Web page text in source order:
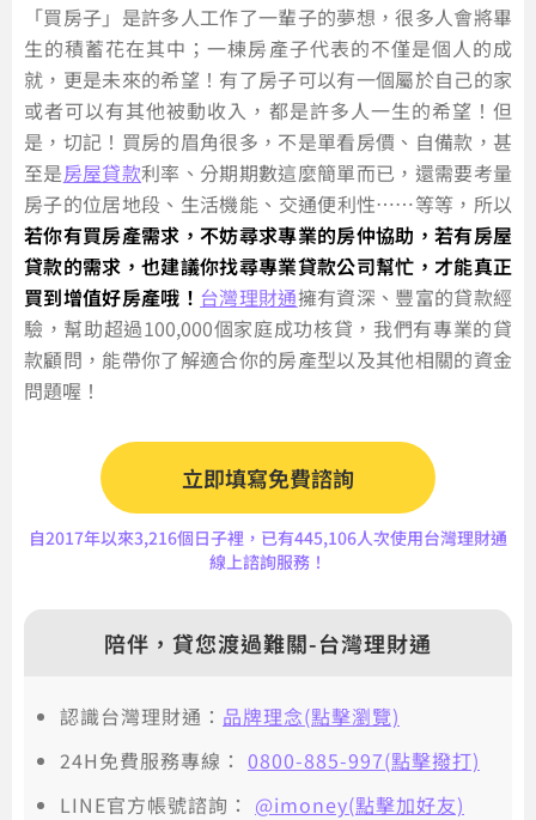
「買房子」是許多人工作了一輩子的夢想，很多人會將畢
生的積蓄花在其中；一棟房產子代表的不僅是個人的成
就，更是未來的希望！有了房子可以有一個屬於自己的家
或者可以有其他被動收入，都是許多人一生的希望！但
是，切記！買房的眉角很多，不是單看房價、自備款，甚
至是房屋貸款利率、分期期數這麼簡單而已，還需要考量
房子的位居地段、生活機能、交通便利性……等等，所以
若你有買房產需求，不妨尋求專業的房仲協助，若有房屋
貸款的需求，也建議你找尋專業貸款公司幫忙，才能真正
買到增值好房產哦！ 台灣理財通擁有資深、豐富的貸款經
驗，幫助超過100,000個家庭成功核貸，我們有專業的貸
款顧問，能帶你了解適合你的房產型以及其他相關的資金
問題喔！
立即填寫免費諮詢
自2017年以來3,216個日子裡，已有445,106人次使用台灣理財通
線上諮詢服務！
陪伴，貸您渡過難關-台灣理財通
認識台灣理財通： 品牌理念(點擊瀏覽)
24H免費服務專線： 0800-885-997(點擊撥打)
LINE官方帳號諮詢： @imoney(點擊加好友)